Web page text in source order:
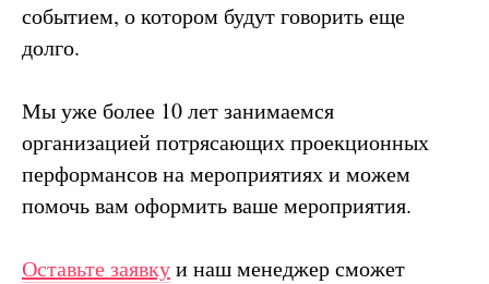
событием, о котором будут говорить еще
долго.
Мы уже более 10 лет занимаемся
организацией потрясающих проекционных
перформансов на мероприятиях и можем
помочь вам оформить ваше мероприятия.
Оставьте заявкуи наш менеджер сможет